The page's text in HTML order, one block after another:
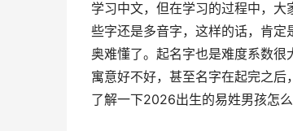
学习中文，但在学习的过程中，
些字还是多音字，这样的话，肯
奥难懂了。起名字也是难度系数
寓意好不好，甚至名字在起完之
了解一下2026出生的易姓男孩怎